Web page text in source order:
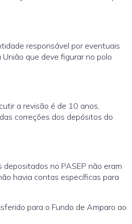
responsável por eventuais
que deve figurar no polo
a revisão é de 10 anos,
correções dos depósitos do
no PASEP não eram
havia contas específicas para
para o Fundo de Amparo ao